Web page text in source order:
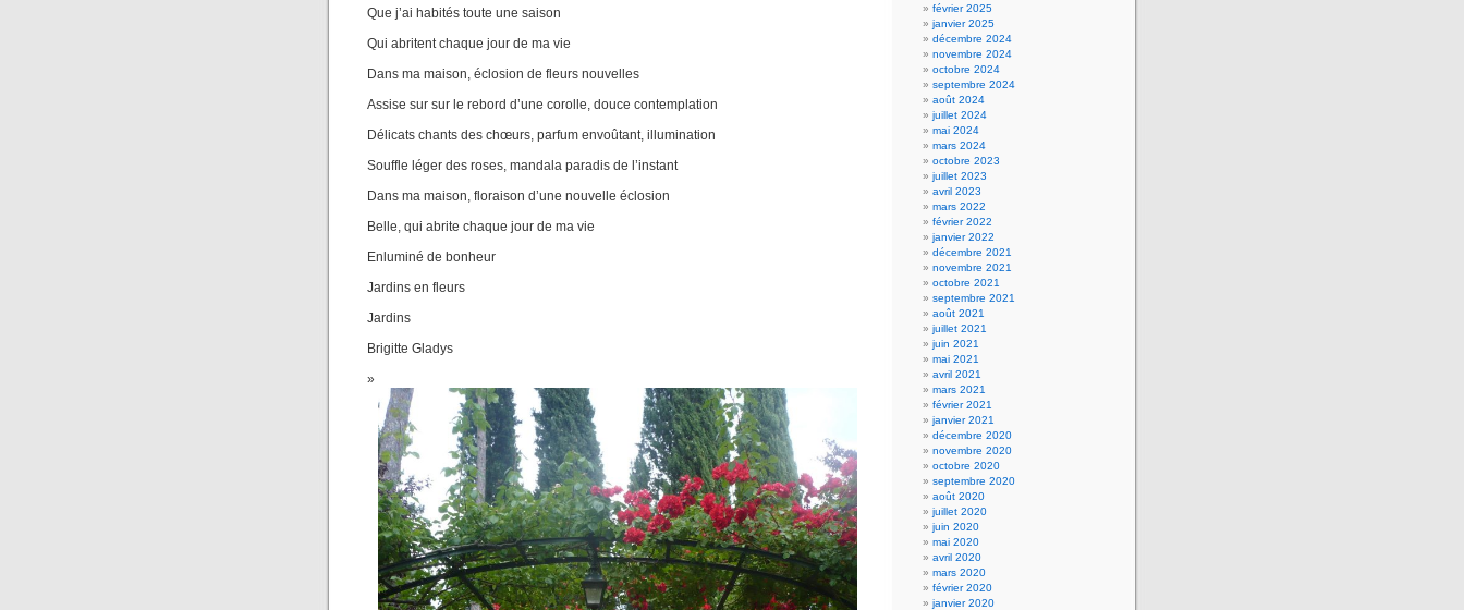
Que j’ai habités toute une saison
Qui abritent chaque jour de ma vie
Dans ma maison, éclosion de fleurs nouvelles
Assise sur sur le rebord d’une corolle, douce contemplation
Délicats chants des chœurs, parfum envoûtant, illumination
Souffle léger des roses, mandala paradis de l’instant
Dans ma maison, floraison d’une nouvelle éclosion
Belle, qui abrite chaque jour de ma vie
Enluminé de bonheur
Jardins en fleurs
Jardins
Brigitte Gladys
février 2025
janvier 2025
décembre 2024
novembre 2024
octobre 2024
septembre 2024
août 2024
juillet 2024
mai 2024
mars 2024
octobre 2023
juillet 2023
avril 2023
mars 2022
février 2022
janvier 2022
décembre 2021
novembre 2021
octobre 2021
septembre 2021
août 2021
juillet 2021
juin 2021
mai 2021
avril 2021
mars 2021
février 2021
janvier 2021
décembre 2020
novembre 2020
octobre 2020
septembre 2020
août 2020
juillet 2020
juin 2020
mai 2020
avril 2020
mars 2020
février 2020
janvier 2020